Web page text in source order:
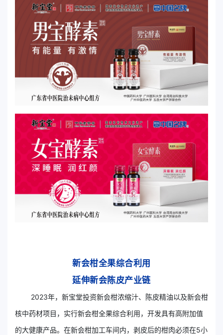
新会柑全果综合利用
延伸新会陈皮产业链
2023年，新宝堂投资新会柑浓缩汁、陈皮精油以及新会柑
核中药材项目，实行新会柑全果综合利用，开发具有高附加值
的大健康产品。在新会柑加工车间内，剥皮后的柑肉必须在5小